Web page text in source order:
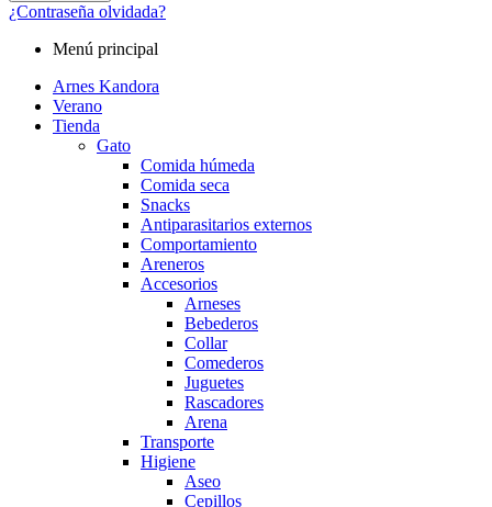
¿Contraseña olvidada?
Menú principal
Arnes Kandora
Verano
Tienda
Gato
Comida húmeda
Comida seca
Snacks
Antiparasitarios externos
Comportamiento
Areneros
Accesorios
Arneses
Bebederos
Collar
Comederos
Juguetes
Rascadores
Arena
Transporte
Higiene
Aseo
Cepillos